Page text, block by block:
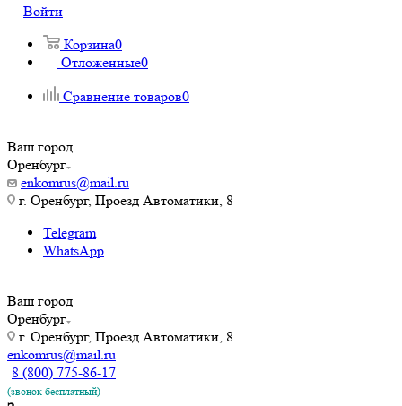
Войти
Корзина0
Отложенные0
Сравнение товаров0
Ваш город
Оренбург
enkomrus@mail.ru
г. Оренбург, Проезд Автоматики, 8
Telegram
WhatsApp
Ваш город
Оренбург
г. Оренбург, Проезд Автоматики, 8
enkomrus@mail.ru
8 (800) 775-86-17
(звонок бесплатный)